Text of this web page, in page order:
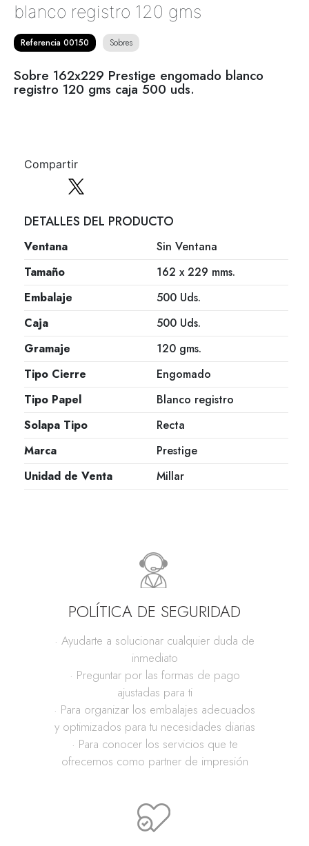
blanco registro 120 gms
Referencia 00150 Sobres
Sobre 162x229 Prestige engomado blanco
registro 120 gms caja 500 uds.
Compartir
DETALLES DEL PRODUCTO
Ventana
Sin Ventana
Tamaño
162 x 229 mms.
Embalaje
500 Uds.
Caja
500 Uds.
Gramaje
120 gms.
Tipo Cierre
Engomado
Tipo Papel
Blanco registro
Solapa Tipo
Recta
Marca
Prestige
Unidad de Venta
Millar
POLÍTICA DE SEGURIDAD
· Ayudarte a solucionar cualquier duda de
inmediato
· Preguntar por las formas de pago
ajustadas para ti
· Para organizar los embalajes adecuados
y optimizados para tu necesidades diarias
· Para conocer los servicios que te
ofrecemos como partner de impresión